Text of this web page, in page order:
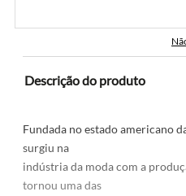
Descrição do produto
Fundada no estado americano
surgiu na
indústria da moda com a
tornou uma das